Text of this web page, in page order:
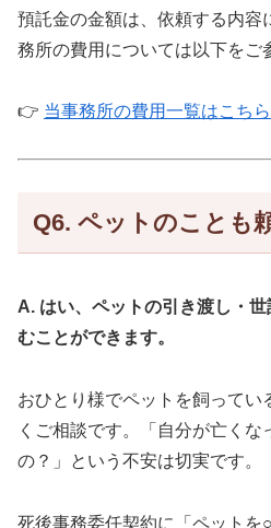
預託金の金額は、依頼する内容
務所の費用については以下をご
👉 当事務所の費用一覧はこちら
Q6. ペットのことも
A. はい、ペットの引き渡し・
むことができます。
おひとり様でペットを飼ってい
くご相談です。「自分が亡くな
の？」という不安は切実です。
死後事務委任契約に「ペット